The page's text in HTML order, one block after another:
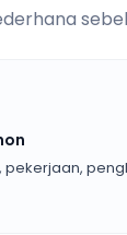
pekerjaan,